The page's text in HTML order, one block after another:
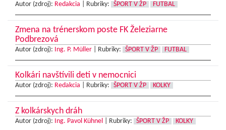
Autor (zdroj): Redakcia Rubriky: ŠPORT V ŽP FUTBAL
Zmena na trénerskom poste FK Železiarne
Podbrezová
Autor (zdroj): Ing. P. Müller Rubriky: ŠPORT V ŽP FUTBAL
Kolkári navštívili deti v nemocnici
Autor (zdroj): Redakcia Rubriky: ŠPORT V ŽP KOLKY
Z kolkárskych dráh
Autor (zdroj): Ing. Pavol Kühnel Rubriky: ŠPORT V ŽP KOLKY